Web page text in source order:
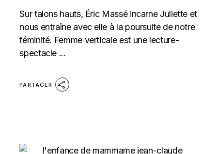
Sur talons hauts, Éric Massé incarne Juliette et
nous entraîne avec elle à la poursuite de notre
féminité. Femme verticale est une lecture-
spectacle ...
PARTAGER